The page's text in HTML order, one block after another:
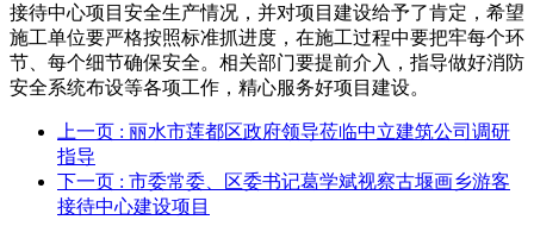
接待中心项目安全生产情况，并对项目建设给予了肯定，希望
施工单位要严格按照标准抓进度，在施工过程中要把牢每个环
节、每个细节确保安全。相关部门要提前介入，指导做好消防
安全系统布设等各项工作，精心服务好项目建设。
上一页 : 丽水市莲都区政府领导莅临中立建筑公司调研
指导
下一页 : 市委常委、区委书记葛学斌视察古堰画乡游客
接待中心建设项目